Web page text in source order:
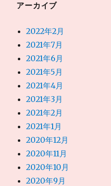
アーカイブ
2022年2月
2021年7月
2021年6月
2021年5月
2021年4月
2021年3月
2021年2月
2021年1月
2020年12月
2020年11月
2020年10月
2020年9月